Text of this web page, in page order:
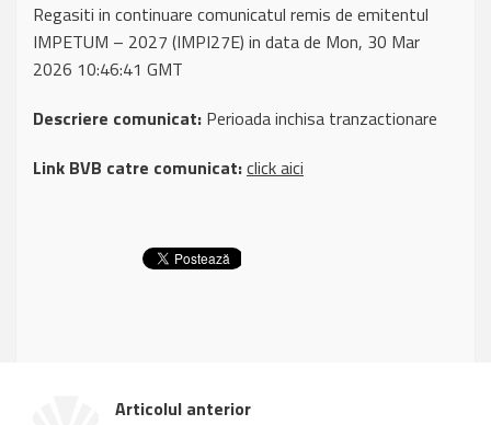
Regasiti in continuare comunicatul remis de emitentul
IMPETUM – 2027 (IMPI27E) in data de Mon, 30 Mar
2026 10:46:41 GMT
Descriere comunicat: Perioada inchisa tranzactionare
Link BVB catre comunicat:click aici
Articolul anterior